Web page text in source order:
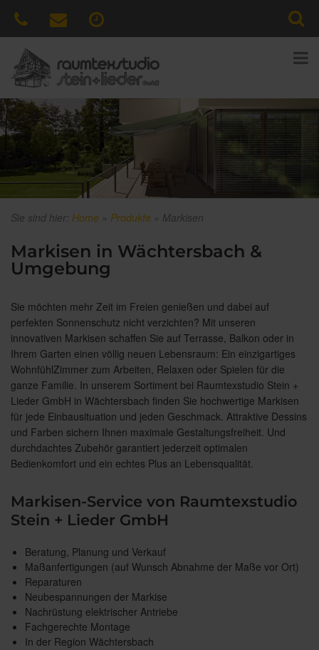
Sie sind hier: Home » Produkte » Markisen
Markisen in Wächtersbach &
Umgebung
Sie möchten mehr Zeit im Freien genießen und dabei auf
perfekten Sonnenschutz nicht verzichten? Mit unseren
innovativen Markisen schaffen Sie auf Terrasse, Balkon oder in
Ihrem Garten einen völlig neuen Lebensraum: Ein einzigartiges
WohnfühlZimmer zum Arbeiten, Relaxen oder Spielen für die
ganze Familie. In unserem Sortiment bei Raumtexstudio Stein +
Lieder GmbH in Wächtersbach finden Sie hochwertige Markisen
für jede Einbausituation und jeden Geschmack. Attraktive Dessins
und Farben sichern Ihnen maximale Gestaltungsfreiheit. Und
durchdachtes Zubehör garantiert jederzeit optimalen
Bedienkomfort und ein echtes Plus an Lebensqualität.
Markisen-Service von Raumtexstudio
Stein + Lieder GmbH
Beratung, Planung und Verkauf
Maßanfertigungen (auf Wunsch Abnahme der Maße vor Ort)
Reparaturen
Neubespannungen der Markise
Nachrüstung elektrischer Antriebe
Fachgerechte Montage
In der Region Wächtersbach